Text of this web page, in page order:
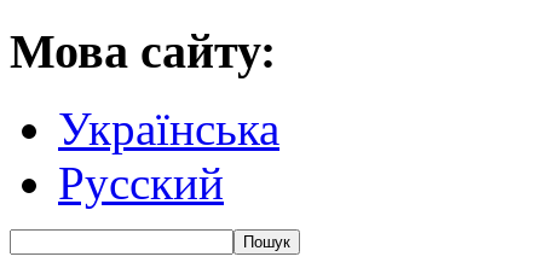
Мова сайту:
Українська
Русский